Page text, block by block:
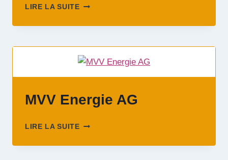
LIRE LA SUITEWAFF
FONDS
À
L’EMPLOI
LES
ET
DE
MVV Energie AG
LIRE LA SUITEMVV
AG